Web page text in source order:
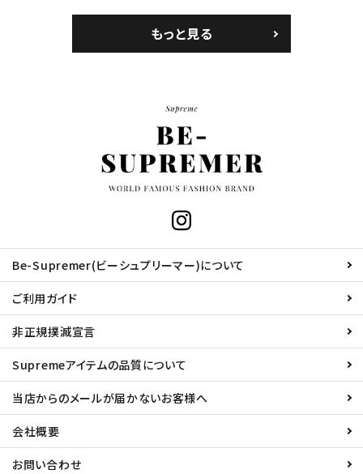
もっと見る
Be-Supremer(ビーシュプリーマー)について
ご利用ガイド
非正規撲滅宣言
Supremeアイテムの品質について
当店からのメールが届かないお客様へ
会社概要
お問い合わせ